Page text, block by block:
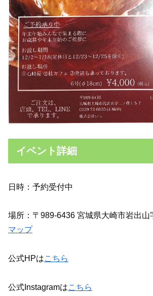
イベント詳細
日時：予約受付中
場所：〒989-6436 宮城県大崎市岩出
マップ
公式HPはこちら
公式Instagramはこちら